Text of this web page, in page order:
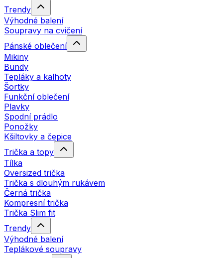
Trendy
Výhodné balení
Soupravy na cvičení
Pánské oblečení
Mikiny
Bundy
Tepláky a kalhoty
Šortky
Funkční oblečení
Plavky
Spodní prádlo
Ponožky
Kšiltovky a čepice
Trička a topy
Tílka
Oversized trička
Trička s dlouhým rukávem
Černá trička
Kompresní trička
Trička Slim fit
Trendy
Výhodné balení
Teplákové soupravy